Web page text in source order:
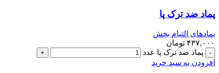
پماد ضد ترک پا
پمادهای التیام بخش
۴۳۷,۰۰۰ تومان
پماد ضد ترک پا عدد
افزودن به سبد خرید